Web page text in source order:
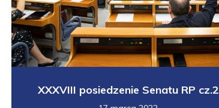
XXXVIII posiedzenie Senatu RP cz.2